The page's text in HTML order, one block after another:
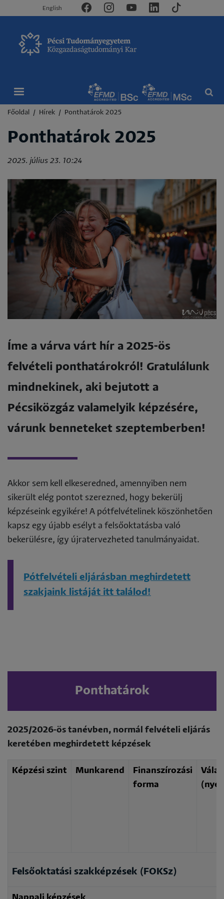
English
Morzsa
Főoldal Hírek Ponthatárok 2025
Ponthatárok 2025
2025. július 23. 10:24
Íme a várva várt hír a 2025-ös
felvételi ponthatárokról! Gratulálunk
mindnekinek, aki bejutott a
Pécsiközgáz valamelyik képzésére,
várunk benneteket szeptemberben!
Akkor sem kell elkeseredned, amennyiben nem
sikerült elég pontot szerezned, hogy bekerülj
képzéseink egyikére! A pótfelvételinek köszönhetően
kapsz egy újabb esélyt a felsőoktatásba való
bekerülésre, így újratervezheted tanulmányaidat.
Pótfelvételi eljárásban meghirdetett
szakjaink listáját itt találod!
Ponthatárok
2025/2026-ös tanévben, normál felvételi eljárás
keretében meghirdetett képzések
Képzési szint Munkarend
Finanszírozási
forma
Felsőoktatási szakképzések (FOKSz)